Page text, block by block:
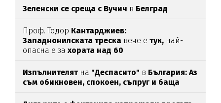
Зеленски се среща с Вучич в Белград
Проф. Тодор Кантарджиев:
Западнонилската треска вече етук, най-
опасна е захората над 60
Изпълнителятна "Деспасито" в България: Аз
съм обикновен, спокоен, съпруг и баща